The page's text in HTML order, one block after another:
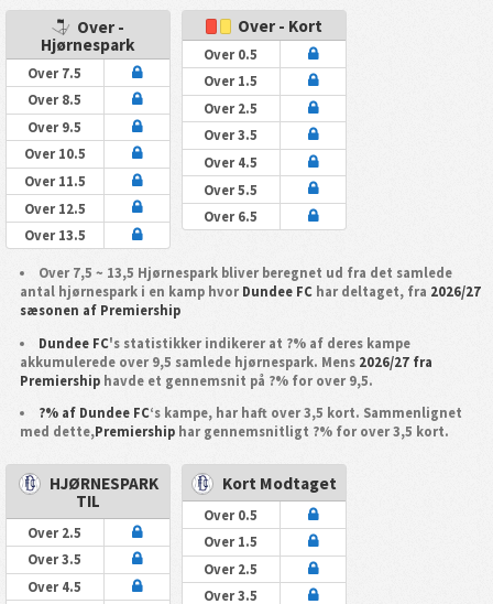
Over -
Hjørnespark
Over 7.5
Over 8.5
Over 9.5
Over 10.5
Over 11.5
Over 12.5
Over 13.5
Over - Kort
Over 0.5
Over 1.5
Over 2.5
Over 3.5
Over 4.5
Over 5.5
Over 6.5
Over 7,5 ~ 13,5 Hjørnespark bliver beregnet ud fra det samlede
antal hjørnespark i en kamp hvor Dundee FChar deltaget, fra 2026/27
sæsonen af Premiership
Dundee FC's statistikker indikerer at ?% af deres kampe
akkumulerede over 9,5 samlede hjørnespark. Mens 2026/27 fra
Premiershiphavde et gennemsnit på ?% for over 9,5.
?% af Dundee FC‘s kampe, har haft over 3,5 kort. Sammenlignet
med dette,Premiershiphar gennemsnitligt ?% for over 3,5 kort.
HJØRNESPARK
TIL
Over 2.5
Over 3.5
Over 4.5
Kort Modtaget
Over 0.5
Over 1.5
Over 2.5
Over 3.5